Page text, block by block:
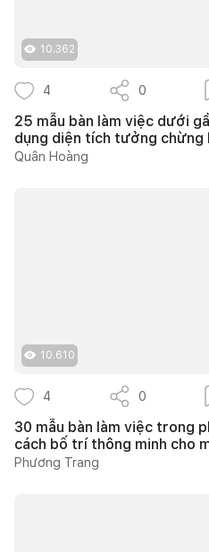
10.362
4 0
25 mẫu bàn làm việc dưới
dụng diện tích tưởng chừng
Quân Hoàng
10.610
4 0
30 mẫu bàn làm việc trong
cách bố trí thông minh cho
Phương Trang